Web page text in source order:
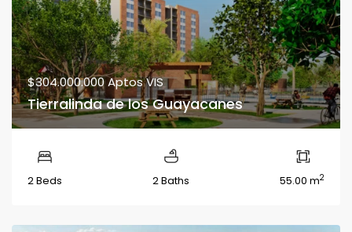
$304.000.000Aptos VIS
Tierralinda de los Guayacanes
2 Beds 2 Baths 55.00 m2